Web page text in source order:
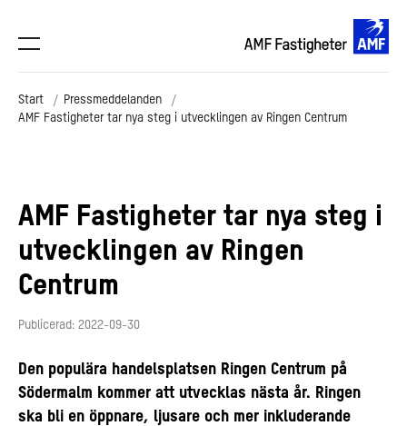
Start
Pressmeddelanden
AMF Fastigheter tar nya steg i utvecklingen av Ringen Centrum
AMF Fastigheter tar nya steg i
utvecklingen av Ringen
Centrum
Publicerad: 2022-09-30
Den populära handelsplatsen Ringen Centrum på
Södermalm kommer att utvecklas nästa år. Ringen
ska bli en öppnare, ljusare och mer inkluderande